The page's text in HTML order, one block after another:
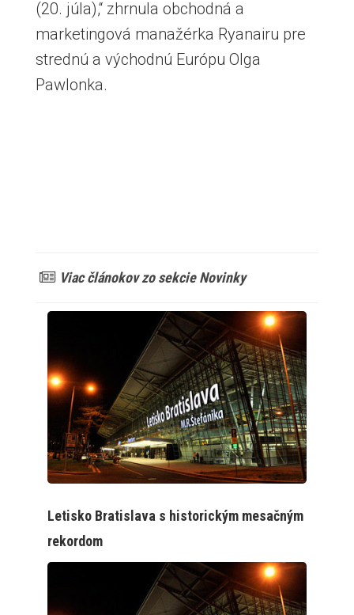
(20. júla),“ zhrnula obchodná a
marketingová manažérka Ryanairu pre
strednú a východnú Európu Olga
Pawlonka.
Viac článokov zo sekcie Novinky
Letisko Bratislava s historickým mesačným
rekordom